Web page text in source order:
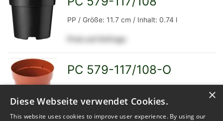
Detailseite
PP / Größe: 11.7 cm / Inhalt: 0.74 l
Preis auf Anfrage
PC 579-117/108-O
Preis auf Anfrage
×
Diese Webseite verwendet Cookies.
This website uses cookies to improve user experience. By using our